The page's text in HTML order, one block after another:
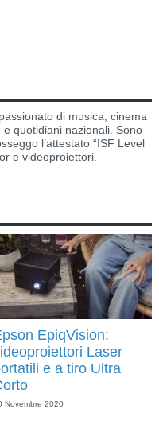
di musica, cinema
quotidiani nazionali. Sono
l’attestato “ISF Level
e videoproiettori.
EpiqVision:
Laser
e a tiro Ultra
Novembre 2020